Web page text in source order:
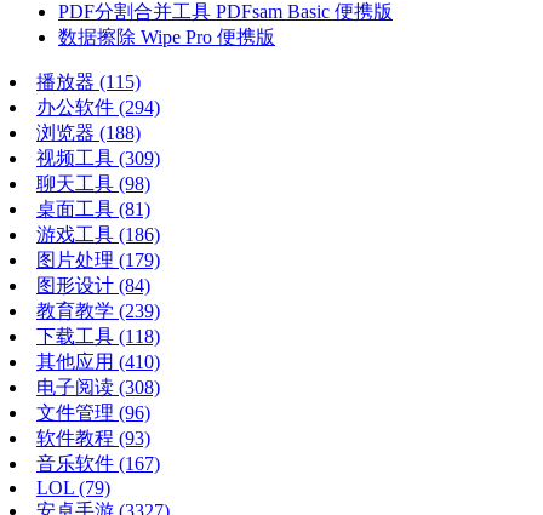
PDF分割合并工具 PDFsam Basic 便携版
数据擦除 Wipe Pro 便携版
播放器 (115)
办公软件 (294)
浏览器 (188)
视频工具 (309)
聊天工具 (98)
桌面工具 (81)
游戏工具 (186)
图片处理 (179)
图形设计 (84)
教育教学 (239)
下载工具 (118)
其他应用 (410)
电子阅读 (308)
文件管理 (96)
软件教程 (93)
音乐软件 (167)
LOL (79)